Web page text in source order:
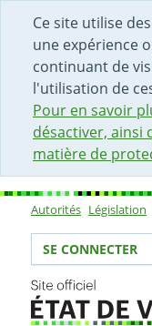
Ce site utilise
une expérience
continuant de
l'utilisation de
Pour en savoir
désactiver, ainsi
matière de
DÉBUT DU
ACCÈS AU
PAGE D'ACCUEIL
FORMULAIRE DE
Sous-
Autorités Législation
Votre
SE CONNECTER